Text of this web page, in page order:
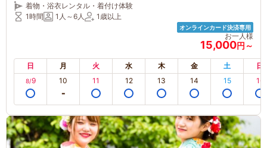
着物・浴衣レンタル・着付け体験
1時間
1人～6人 1歳以上
オンラインカード決済専用
お一人様
15,000円～
日 月 火 水 木 金 土 日
8/9 10 11 12 13 14 15 16